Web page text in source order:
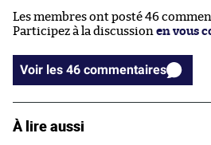
Les membres ont posté 46
Participez à la discussion en vous
Voir les 46 commentaires
À lire aussi